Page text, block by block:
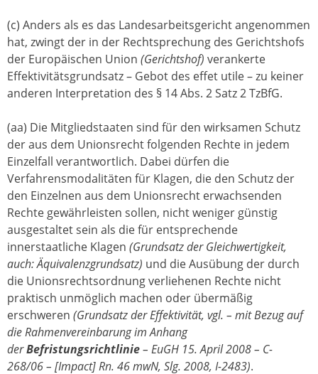
(c) Anders als es das Landesarbeitsgericht angenommen
hat, zwingt der in der Rechtsprechung des Gerichtshofs
der Europäischen Union (Gerichtshof) verankerte
Effektivitätsgrundsatz – Gebot des effet utile – zu keiner
anderen Interpretation des § 14 Abs. 2 Satz 2 TzBfG.
(aa) Die Mitgliedstaaten sind für den wirksamen Schutz
der aus dem Unionsrecht folgenden Rechte in jedem
Einzelfall verantwortlich. Dabei dürfen die
Verfahrensmodalitäten für Klagen, die den Schutz der
den Einzelnen aus dem Unionsrecht erwachsenden
Rechte gewährleisten sollen, nicht weniger günstig
ausgestaltet sein als die für entsprechende
innerstaatliche Klagen (Grundsatz der Gleichwertigkeit,
auch: Äquivalenzgrundsatz) und die Ausübung der durch
die Unionsrechtsordnung verliehenen Rechte nicht
praktisch unmöglich machen oder übermäßig
erschweren (Grundsatz der Effektivität, vgl. – mit Bezug auf
die Rahmenvereinbarung im Anhang
derBefristungsrichtlinie– EuGH 15. April 2008 – C-
268/06 – [Impact] Rn. 46 mwN, Slg. 2008, I-2483).